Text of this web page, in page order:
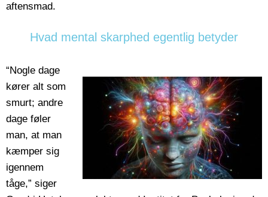
aftensmad.
Hvad mental skarphed egentlig betyder
“Nogle dage
kører alt som
smurt; andre
dage føler
man, at man
kæmper sig
igennem
tåge,” siger